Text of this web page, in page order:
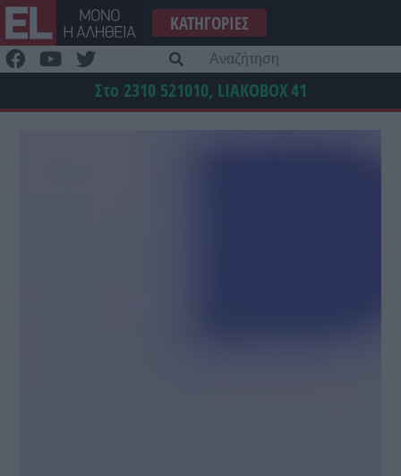
Μετάβαση
στο
περιεχόμενο
ΚΑΤΗΓΟΡΊΕΣ
Στο 2310 521010, LIAKOBOX41